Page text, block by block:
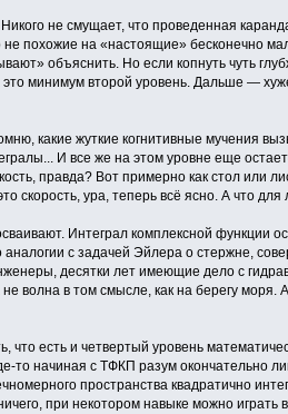
не смущает, что проведенная
похожие на «настоящие» бесконечно
объяснить. Но если копнуть чуть
минимум второй уровень. Дальше —
какие жуткие когнитивные мучения
И все же на этом уровне еще
правда? Вот примерно как стол или
скорость, ура, теперь всё ясно. А что
Интеграл комплексной
с задачей Эйлера о стержне,
десятки лет имеющие дело с
волна в том смысле, как на берегу моря.
что есть и четвертый уровень
то начиная с ТФКП разум окончательно
пространства квадратично
при некотором навыке можно